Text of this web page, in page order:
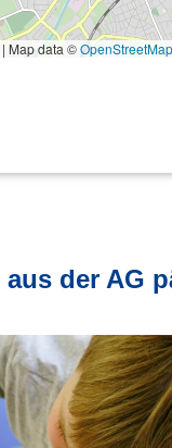
| Map data ©OpenStreetMap
der AG
im Kindesalter
mit den wichtigsten